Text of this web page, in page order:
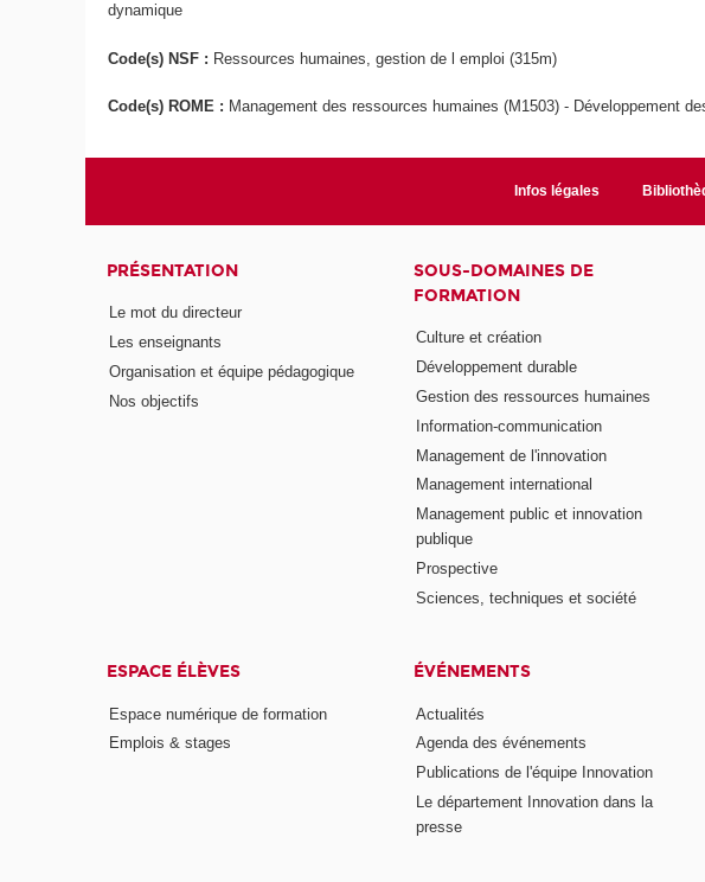
dynamique
Code(s) NSF : Ressources humaines, gestion de l emploi (315m)
Code(s) ROME : Management des ressources humaines (M1503) - Développement
Infos légales
PRÉSENTATION
Le mot du directeur
Les enseignants
Organisation et équipe pédagogique
Nos objectifs
SOUS-DOMAINES DE
FORMATION
Culture et création
Développement durable
Gestion des ressources humaines
Information-communication
Management de l'innovation
Management international
Management public et innovation
publique
Prospective
Sciences, techniques et société
ESPACE ÉLÈVES
Espace numérique de formation
Emplois & stages
ÉVÉNEMENTS
Actualités
Agenda des événements
Publications de l'équipe Innovation
Le département Innovation dans la
presse